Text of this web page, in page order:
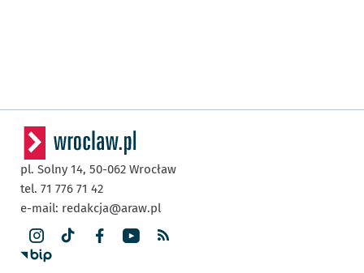
pl. Solny 14, 50-062 Wrocław
tel. 71 776 71 42
e-mail: redakcja@araw.pl